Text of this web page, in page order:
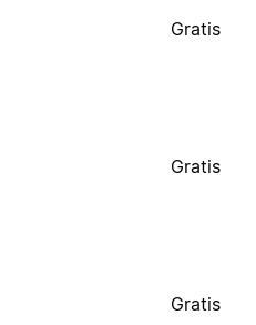
Gratis
Gratis
Gratis